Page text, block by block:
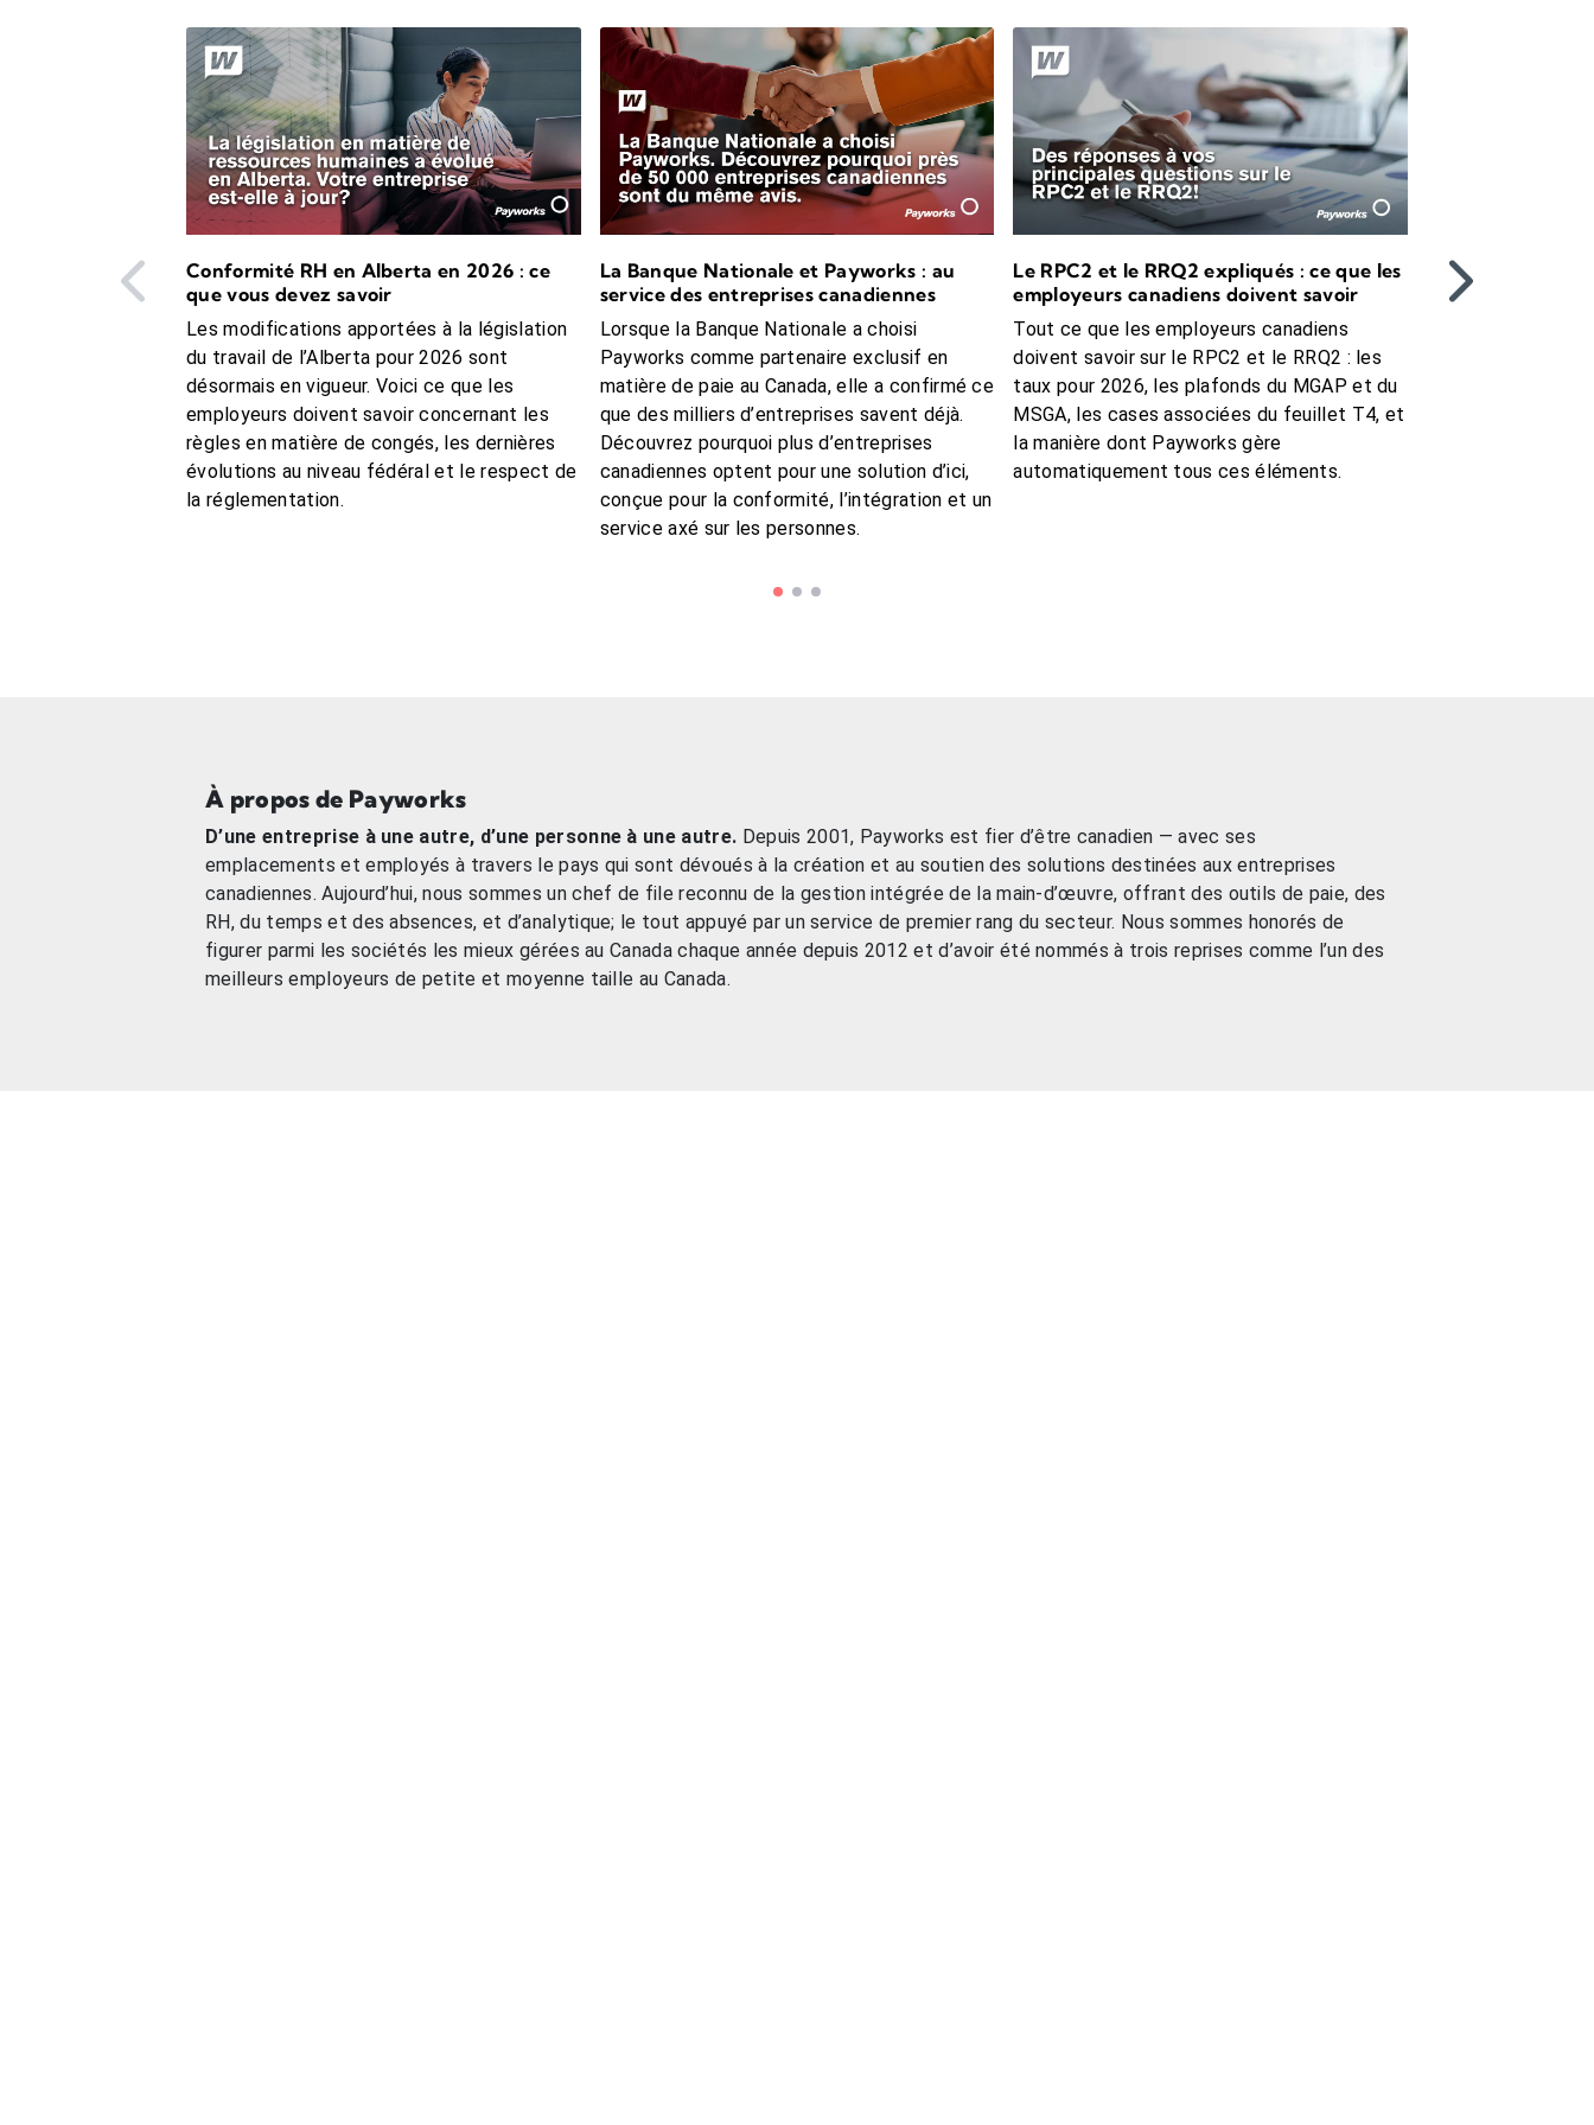
salaire régulier en plus des indemnités de jour férié, ou un jour de congé payé. Pas de majoration de 50 %.
Colombie-Britannique :
ajoute le temps double après 12 heures de travail lors d’un jour férié.
Conformité RH en Alberta en 2026 : ce
que vous devez savoir
Les modifications apportées à la législation
du travail de l’Alberta pour 2026 sont
désormais en vigueur. Voici ce que les
employeurs doivent savoir concernant les
règles en matière de congés, les dernières
évolutions au niveau fédéral et le respect de
la réglementation.
La Banque Nationale et Payworks : au
service des entreprises canadiennes
Lorsque la Banque Nationale a choisi
Payworks comme partenaire exclusif en
matière de paie au Canada, elle a confirmé ce
que des milliers d’entreprises savent déjà.
Découvrez pourquoi plus d’entreprises
canadiennes optent pour une solution d’ici,
conçue pour la conformité, l’intégration et un
service axé sur les personnes.
Le RPC2 et le RRQ2 expliqués : ce que les
employeurs canadiens doivent savoir
Tout ce que les employeurs canadiens
doivent savoir sur le RPC2 et le RRQ2 : les
taux pour 2026, les plafonds du MGAP et du
MSGA, les cases associées du feuillet T4, et
la manière dont Payworks gère
automatiquement tous ces éléments.
Conformité RH
guide sur les
À propos de Payworks
D’une entreprise à une autre, d’une personne à une autre. Depuis 2001, Payworks est fier d’être canadien — avec ses
emplacements et employés à travers le pays qui sont dévoués à la création et au soutien des solutions destinées aux entreprises
canadiennes. Aujourd’hui, nous sommes un chef de file reconnu de la gestion intégrée de la main-d’œuvre, offrant des outils de paie, des
RH, du temps et des absences, et d’analytique; le tout appuyé par un service de premier rang du secteur. Nous sommes honorés de
figurer parmi les sociétés les mieux gérées au Canada chaque année depuis 2012 et d’avoir été nommés à trois reprises comme l’un des
meilleurs employeurs de petite et moyenne taille au Canada.